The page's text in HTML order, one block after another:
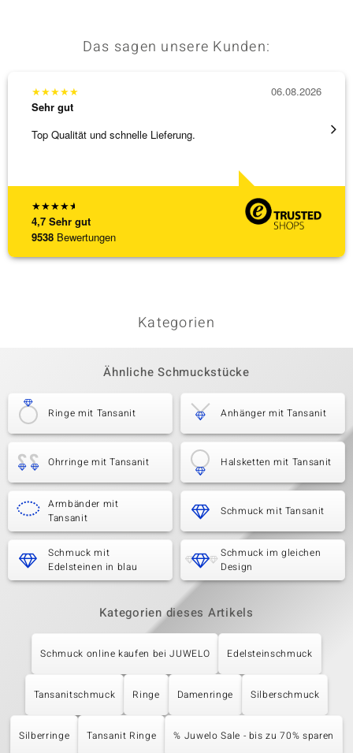
Das sagen unsere Kunden:
★★★★★
4,7 Sehr gut
9538 Bewertungen
★★★★★
Sehr gut
Top Qualität und schnelle Lieferung.
06.08.2026
Kategorien
Ähnliche Schmuckstücke
Ringe mit Tansanit Anhänger mit Tansanit
Ohrringe mit Tansanit Halsketten mit Tansanit
Armbänder mit
Tansanit
Schmuck mit Tansanit
Schmuck mit
Edelsteinen in blau
Schmuck im gleichen
Design
Kategorien dieses Artikels
Schmuck online kaufen bei JUWELO Edelsteinschmuck
Tansanitschmuck Ringe Damenringe Silberschmuck
Silberringe Tansanit Ringe % Juwelo Sale - bis zu 70% sparen